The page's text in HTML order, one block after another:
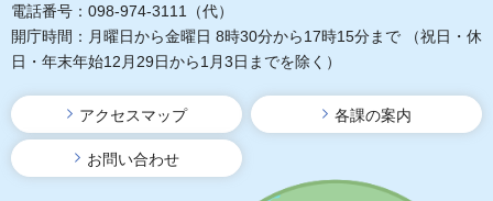
電話番号：098-974-3111（代）
開庁時間：月曜日から金曜日 8時30分から17時15分まで
（祝日・休
日・年末年始12月29日から1月3日までを除く）
アクセスマップ 各課の案内
お問い合わせ